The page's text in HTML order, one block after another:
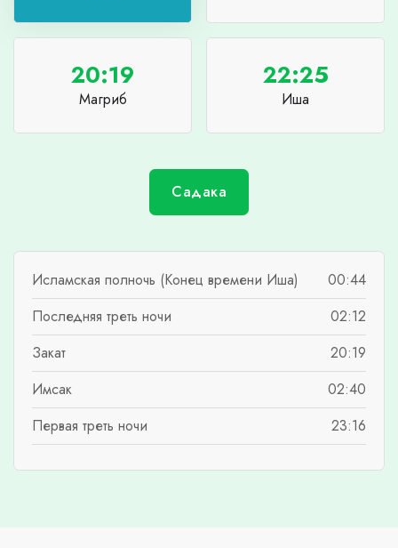
20:19
Магриб
22:25
Иша
Садака
Исламская полночь (Конец времени Иша)
00:44
Последняя треть ночи
02:12
Закат
20:19
Имсак
02:40
Первая треть ночи
23:16